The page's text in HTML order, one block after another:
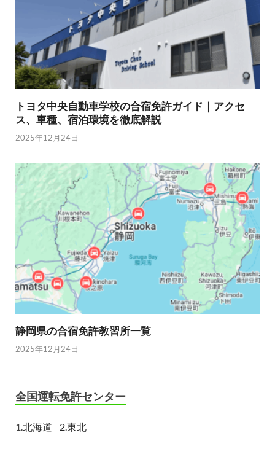
トヨタ中央自動車学校の合宿免許ガイド｜アクセ
ス、車種、宿泊環境を徹底解説
2025年12月24日
静岡県の合宿免許教習所一覧
2025年12月24日
全国運転免許センター
1.北海道 2.東北